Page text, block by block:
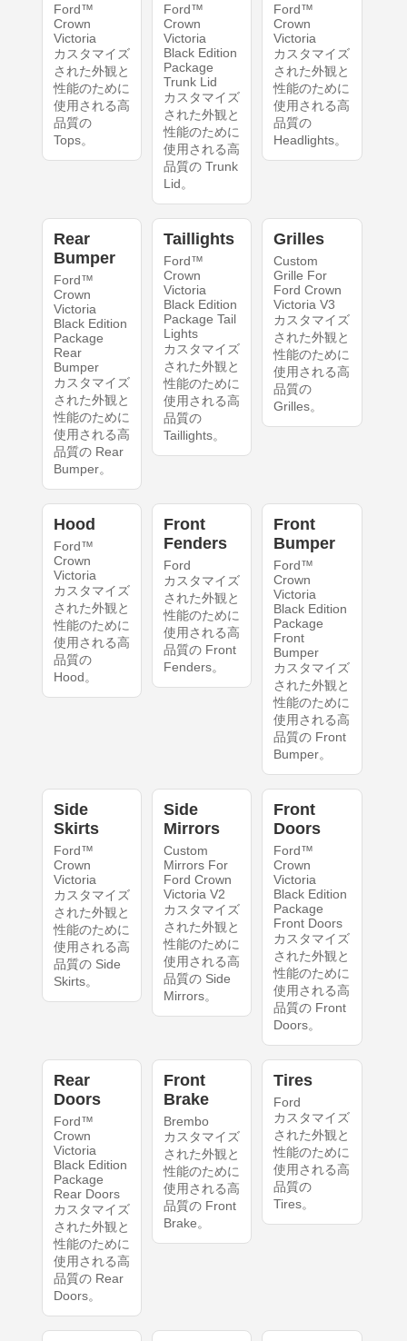
Ford™
Crown
Victoria
カスタマイズ
された外観と
性能のために
使用される高
品質の
Tops。
Ford™
Crown
Victoria
Black Edition
Package
Trunk Lid
カスタマイズ
された外観と
性能のために
使用される高
品質の Trunk
Lid。
Ford™
Crown
Victoria
カスタマイズ
された外観と
性能のために
使用される高
品質の
Headlights。
Rear
Bumper
Ford™
Crown
Victoria
Black Edition
Package
Rear
Bumper
カスタマイズ
された外観と
性能のために
使用される高
品質の Rear
Bumper。
Taillights
Ford™
Crown
Victoria
Black Edition
Package Tail
Lights
カスタマイズ
された外観と
性能のために
使用される高
品質の
Taillights。
Grilles
Custom
Grille For
Ford Crown
Victoria V3
カスタマイズ
された外観と
性能のために
使用される高
品質の
Grilles。
Hood
Ford™
Crown
Victoria
カスタマイズ
された外観と
性能のために
使用される高
品質の
Hood。
Front
Fenders
Ford
カスタマイズ
された外観と
性能のために
使用される高
品質の Front
Fenders。
Front
Bumper
Ford™
Crown
Victoria
Black Edition
Package
Front
Bumper
カスタマイズ
された外観と
性能のために
使用される高
品質の Front
Bumper。
Side
Skirts
Ford™
Crown
Victoria
カスタマイズ
された外観と
性能のために
使用される高
品質の Side
Skirts。
Side
Mirrors
Custom
Mirrors For
Ford Crown
Victoria V2
カスタマイズ
された外観と
性能のために
使用される高
品質の Side
Mirrors。
Front
Doors
Ford™
Crown
Victoria
Black Edition
Package
Front Doors
カスタマイズ
された外観と
性能のために
使用される高
品質の Front
Doors。
Rear
Doors
Ford™
Crown
Victoria
Black Edition
Package
Rear Doors
カスタマイズ
された外観と
性能のために
使用される高
品質の Rear
Doors。
Front
Brake
Brembo
カスタマイズ
された外観と
性能のために
使用される高
品質の Front
Brake。
Tires
Ford
カスタマイズ
された外観と
性能のために
使用される高
品質の
Tires。